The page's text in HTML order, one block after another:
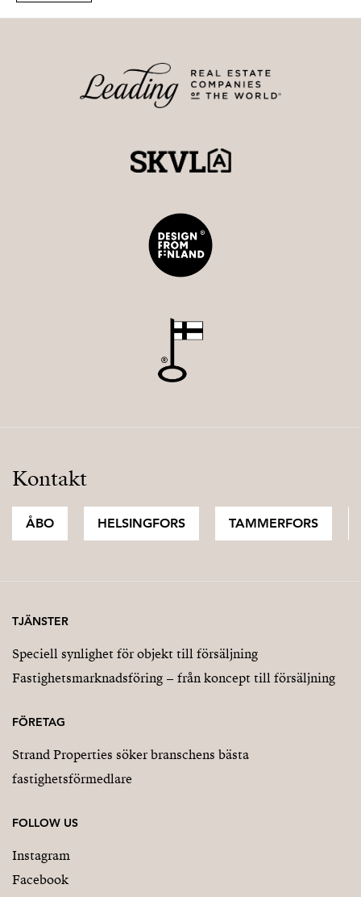
Kontakt
ÅBO HELSINGFORS TAMMERFORS
TJÄNSTER
Speciell synlighet för objekt till försäljning
Fastighetsmarknadsföring – från koncept till försäljning
FÖRETAG
Strand Properties söker branschens bästa
fastighetsförmedlare
FOLLOW US
Instagram
Facebook